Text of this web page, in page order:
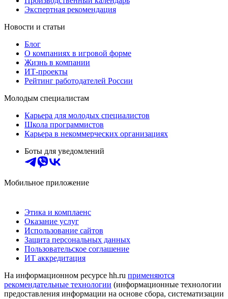
Экспертная рекомендация
Новости и статьи
Блог
О компаниях в игровой форме
Жизнь в компании
ИТ-проекты
Рейтинг работодателей России
Молодым специалистам
Карьера для молодых специалистов
Школа программистов
Карьера в некоммерческих организациях
Боты для уведомлений
Мобильное приложение
Этика и комплаенс
Оказание услуг
Использование сайтов
Защита персональных данных
Пользовательское соглашение
ИТ аккредитация
На информационном ресурсе hh.ru применяются
рекомендательные технологии (информационные технологии
предоставления информации на основе сбора, систематизации